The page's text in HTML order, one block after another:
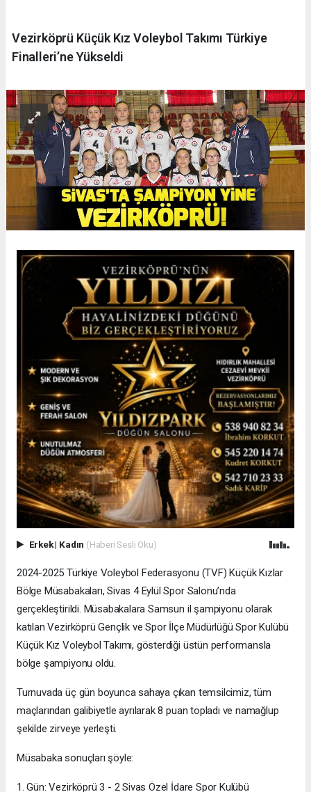
Vezirköprü Küçük Kız Voleybol Takımı Türkiye
Finalleri’ne Yükseldi
Erkek| Kadın (Haberi Sesli Oku)
2024-2025 Türkiye Voleybol Federasyonu (TVF) Küçük Kızlar
Bölge Müsabakaları, Sivas 4 Eylül Spor Salonu’nda
gerçekleştirildi. Müsabakalara Samsun il şampiyonu olarak
katılan Vezirköprü Gençlik ve Spor İlçe Müdürlüğü Spor Kulübü
Küçük Kız Voleybol Takımı, gösterdiği üstün performansla
bölge şampiyonu oldu.
Turnuvada üç gün boyunca sahaya çıkan temsilcimiz, tüm
maçlarından galibiyetle ayrılarak 8 puan topladı ve namağlup
şekilde zirveye yerleşti.
Müsabaka sonuçları şöyle:
1. Gün: Vezirköprü 3 - 2 Sivas Özel İdare Spor Kulübü